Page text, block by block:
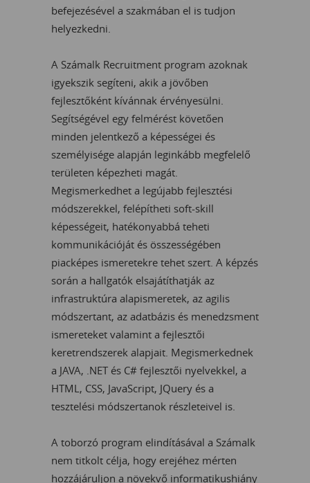
befejezésével a szakmában el is tudjon
helyezkedni.
A Számalk Recruitment program azoknak
igyekszik segíteni, akik a jövőben
fejlesztőként kívánnak érvényesülni.
Segítségével egy felmérést követően
minden jelentkező a képességei és
személyisége alapján leginkább megfelelő
területen képezheti magát.
Megismerkedhet a legújabb fejlesztési
módszerekkel, felépítheti soft-skill
képességeit, hatékonyabbá teheti
kommunikációját és összességében
piacképes ismeretekre tehet szert. A képzés
során a hallgatók elsajátíthatják az
infrastruktúra alapismeretek, az agilis
módszertant, az adatbázis és menedzsment
ismereteket valamint a fejlesztői
keretrendszerek alapjait. Megismerkednek
a JAVA, .NET és C# fejlesztői nyelvekkel, a
HTML, CSS, JavaScript, JQuery és a
tesztelési módszertanok részleteivel is.
A toborzó program elindításával a Számalk
nem titkolt célja, hogy erejéhez mérten
hozzájáruljon a növekvő informatikushiány